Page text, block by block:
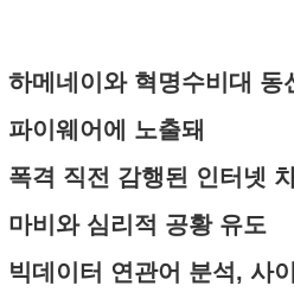
하메네이와 혁명수비대 동
파이웨어에 노출돼
폭격 직전 감행된 인터넷
마비와 심리적 공황 유도
빅데이터 연관어 분석, 사